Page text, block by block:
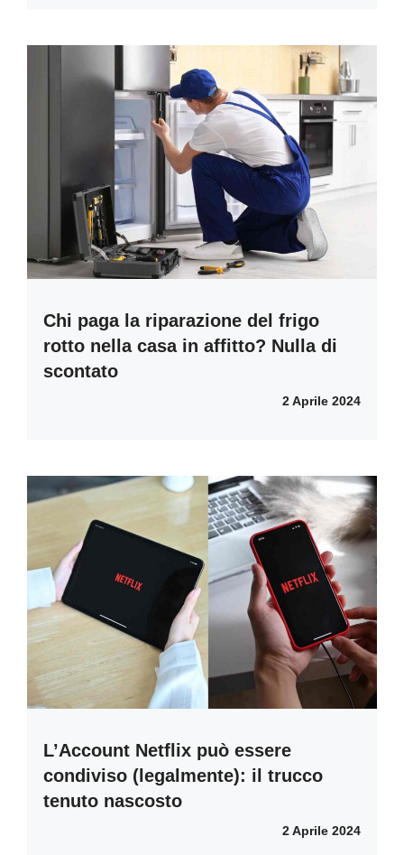
Chi paga la riparazione del frigo
rotto nella casa in affitto? Nulla di
scontato
2 Aprile 2024
L’Account Netflix può essere
condiviso (legalmente): il trucco
tenuto nascosto
2 Aprile 2024